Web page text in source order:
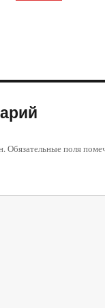
Обязательные поля